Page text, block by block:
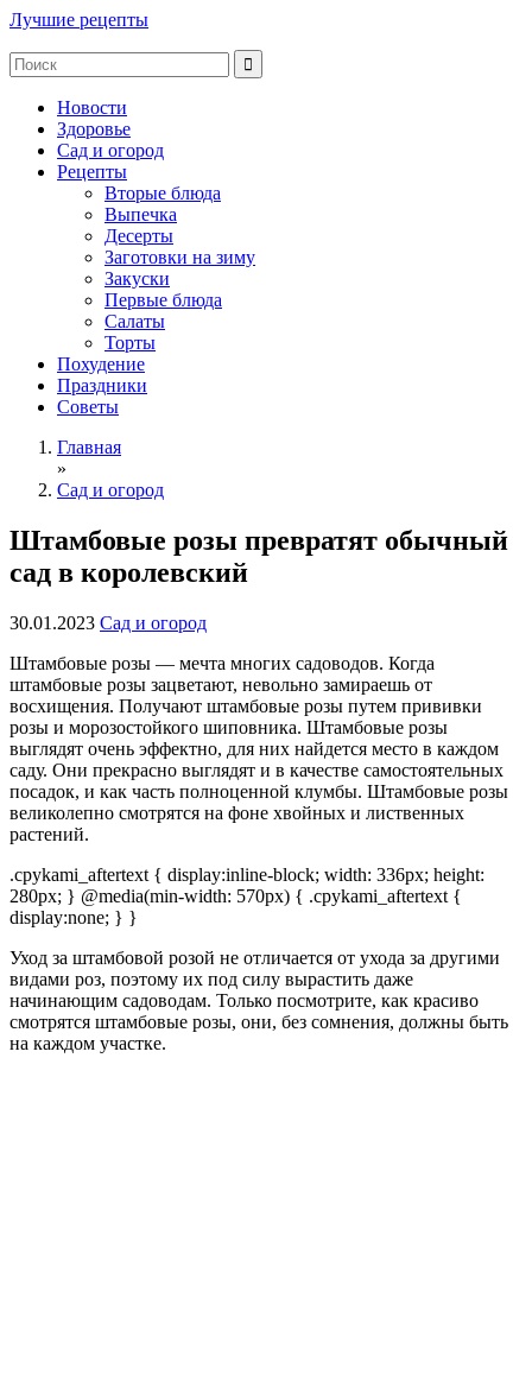
Лучшие рецепты
Новости
Здоровье
Сад и огород
Рецепты
Вторые блюда
Выпечка
Десерты
Заготовки на зиму
Закуски
Первые блюда
Салаты
Торты
Похудение
Праздники
Советы
Главная
»
Сад и огород
Штамбовые розы превратят обычный
сад в королевский
30.01.2023 Сад и огород
Штамбовые розы — мечта многих садоводов. Когда
штамбовые розы зацветают, невольно замираешь от
восхищения. Получают штамбовые розы путем прививки
розы и морозостойкого шиповника. Штамбовые розы
выглядят очень эффектно, для них найдется место в каждом
саду. Они прекрасно выглядят и в качестве самостоятельных
посадок, и как часть полноценной клумбы. Штамбовые розы
великолепно смотрятся на фоне хвойных и лиственных
растений.
.cpykami_aftertext { display:inline-block; width: 336px; height:
280px; } @media(min-width: 570px) { .cpykami_aftertext {
display:none; } }
Уход за штамбовой розой не отличается от ухода за другими
видами роз, поэтому их под силу вырастить даже
начинающим садоводам. Только посмотрите, как красиво
смотрятся штамбовые розы, они, без сомнения, должны быть
на каждом участке.